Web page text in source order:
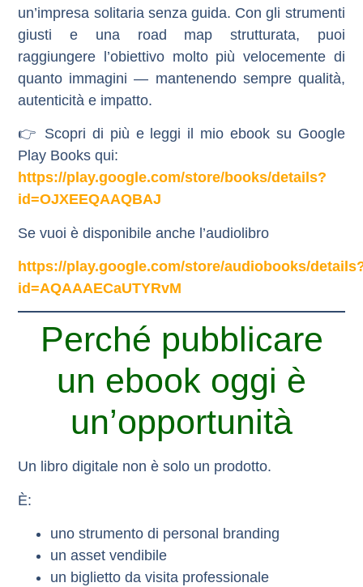
un’impresa solitaria senza guida. Con gli strumenti
giusti e una road map strutturata, puoi
raggiungere l’obiettivo molto più velocemente di
quanto immagini — mantenendo sempre qualità,
autenticità e impatto.
👉 Scopri di più e leggi il mio ebook su Google
Play Books qui:
https://play.google.com/store/books/details?
id=OJXEEQAAQBAJ
Se vuoi è disponibile anche l’audiolibro
https://play.google.com/store/audiobooks/
id=AQAAAECaUTYRvM
Perché pubblicare
un ebook oggi è
un’opportunità
Un libro digitale non è solo un prodotto.
È:
uno strumento di personal branding
un asset vendibile
un biglietto da visita professionale